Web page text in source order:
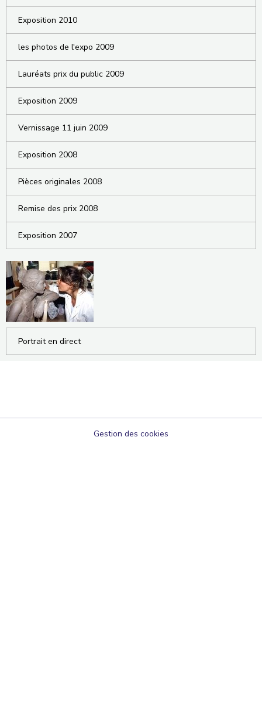
Exposition 2010
les photos de l'expo 2009
Lauréats prix du public 2009
Exposition 2009
Vernissage 11 juin 2009
Exposition 2008
Pièces originales 2008
Remise des prix 2008
Exposition 2007
Portrait en direct
Gestion des cookies